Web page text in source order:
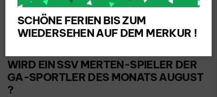
SSV Merten 1925 e.V.
WIRD EIN SSV MERTEN-SPIELER DER
GA-SPORTLER DES MONATS AUGUST
?
SCHÖNE FERIEN BIS ZUM
WIEDERSEHEN AUF DEM MERKUR !